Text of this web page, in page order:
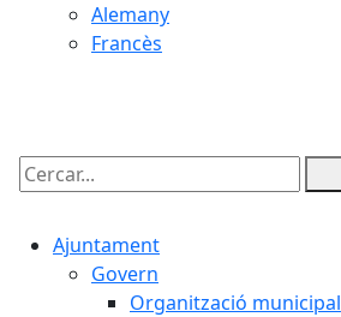
Alemany
Francès
Cercar:
Ajuntament
Govern
Organització municipal